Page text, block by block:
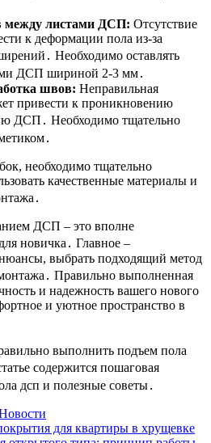
между листами ДСП: Отсутствие
к деформации пола из-за
Необходимо оставлять
ДСП шириной 2-3 мм․
швов: Неправильная
привести к проникновению
ДСП․ Необходимо тщательно
необходимо тщательно
качественные материалы и
ДСП – это вполне
новичка․ Главное –
выбрать подходящий метод
Правильно выполненная
и надежность вашего нового
и уютное пространство в
выполнить подъем пола
содержится пошаговая
дсп и полезные советы․
для квартиры в хрущевке